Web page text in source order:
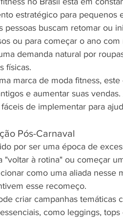
estratégico para
pessoas buscam retomar ou
ou para começar o ano
demanda natural por
físicas.
marca de moda fitness,
e aumentar suas
de implementar para
Pós-Carnaval
por ser uma época de
"voltar à rotina" ou começar
como uma aliada
esse recomeço.
criar campanhas temáticas
como leggings,